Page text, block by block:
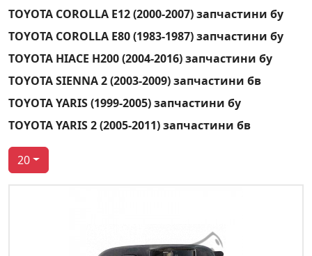
TOYOTA COROLLA E12 (2000-2007) запчастини бу
TOYOTA COROLLA E80 (1983-1987) запчастини бу
TOYOTA HIACE H200 (2004-2016) запчастини бу
TOYOTA SIENNA 2 (2003-2009) запчастини бв
TOYOTA YARIS (1999-2005) запчастини бу
TOYOTA YARIS 2 (2005-2011) запчастини бв
20